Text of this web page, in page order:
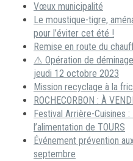
Vœux municipalité
Le moustique-tigre,
pour l’éviter cet été !
Remise en route du
⚠️ Opération de
jeudi 12 octobre 2023
Mission recyclage à la
ROCHECORBON : À
Festival Arrière-Cuisines
l’alimentation de TOURS
Événement prévention
septembre